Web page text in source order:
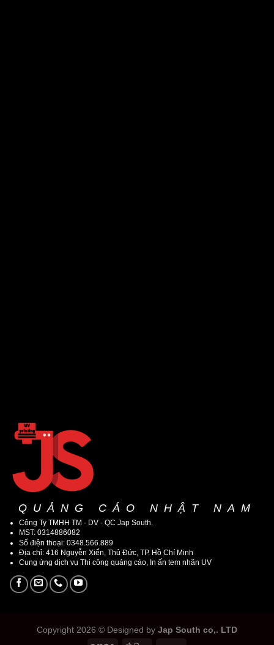
QUẢNG CÁO NHẬT NAM
Công Ty TMHH TM - DV - QC Jap South.
MST: 0314886082
Số điện thoại: 0348.566.889
Địa chỉ: 416 Nguyễn Xiển, Thủ Đức, TP. Hồ Chí Minh
Cung ứng dịch vụ Thi công quảng cáo, In ấn tem nhãn UV
Copyright 2026 © Designed by Jap South co,. LTD